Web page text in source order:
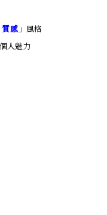
質感 」風格
人魅力